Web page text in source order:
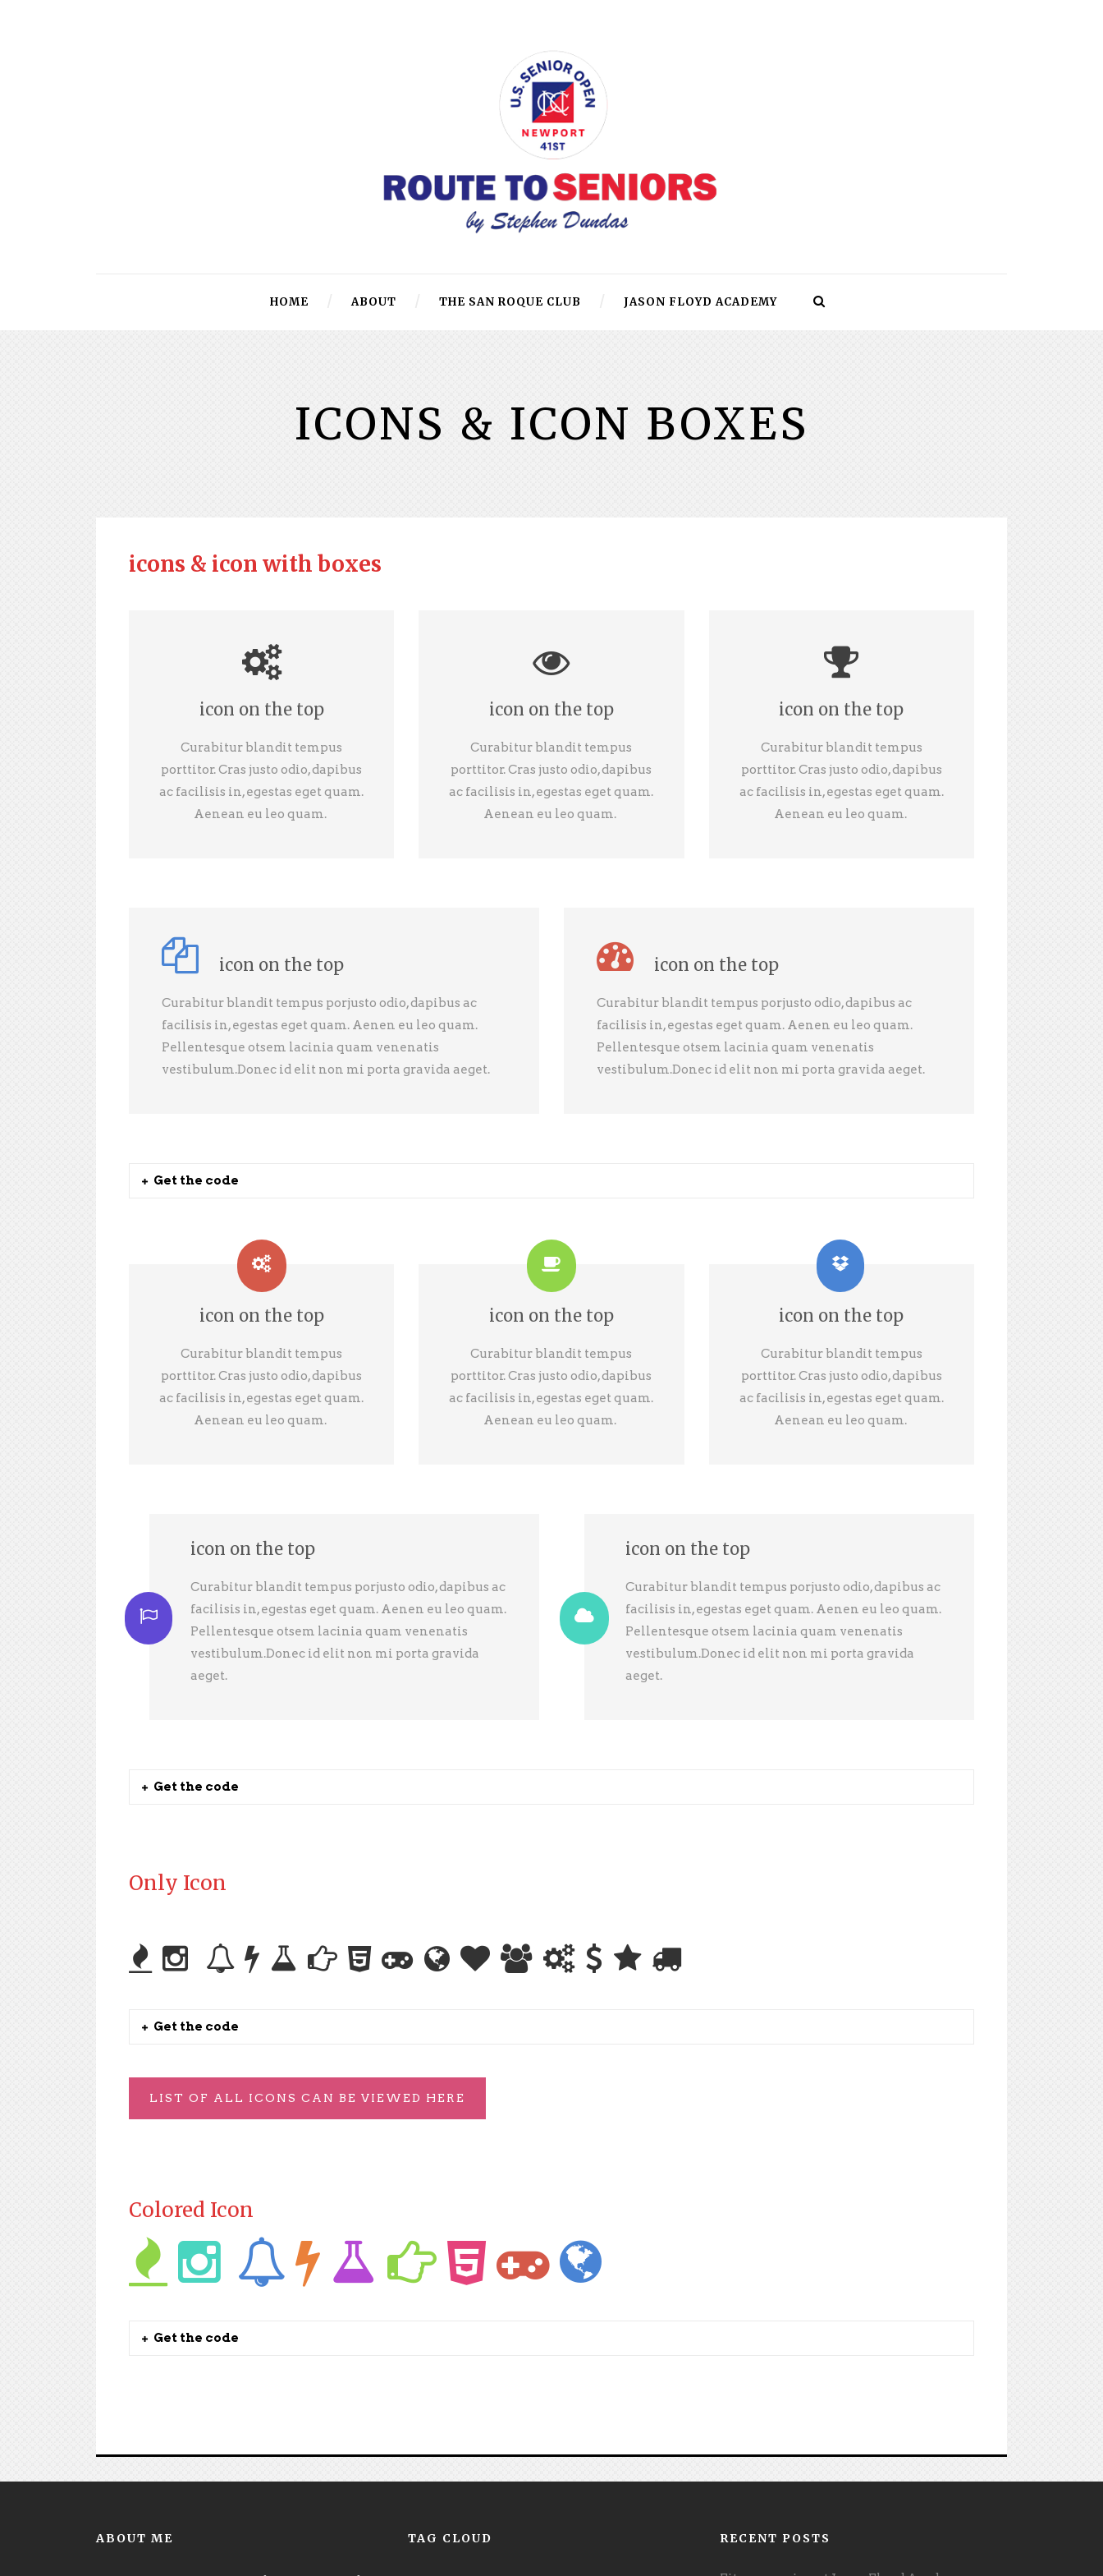
HOME ABOUT THE SAN ROQUE CLUB JASON FLOYD ACADEMY
ICONS & ICON BOXES
icons & icon with boxes
icon on the top
Curabitur blandit tempus
porttitor. Cras justo odio, dapibus
ac facilisis in, egestas eget quam.
Aenean eu leo quam.
icon on the top
Curabitur blandit tempus
porttitor. Cras justo odio, dapibus
ac facilisis in, egestas eget quam.
Aenean eu leo quam.
icon on the top
Curabitur blandit tempus
porttitor. Cras justo odio, dapibus
ac facilisis in, egestas eget quam.
Aenean eu leo quam.
icon on the top
Curabitur blandit tempus porjusto odio, dapibus ac
facilisis in, egestas eget quam. Aenen eu leo quam.
Pellentesque otsem lacinia quam venenatis
vestibulum.Donec id elit non mi porta gravida aeget.
icon on the top
Curabitur blandit tempus porjusto odio, dapibus ac
facilisis in, egestas eget quam. Aenen eu leo quam.
Pellentesque otsem lacinia quam venenatis
vestibulum.Donec id elit non mi porta gravida aeget.
Get the code
icon on the top
Curabitur blandit tempus
porttitor. Cras justo odio, dapibus
ac facilisis in, egestas eget quam.
Aenean eu leo quam.
icon on the top
Curabitur blandit tempus
porttitor. Cras justo odio, dapibus
ac facilisis in, egestas eget quam.
Aenean eu leo quam.
icon on the top
Curabitur blandit tempus
porttitor. Cras justo odio, dapibus
ac facilisis in, egestas eget quam.
Aenean eu leo quam.
icon on the top
Curabitur blandit tempus porjusto odio, dapibus ac
facilisis in, egestas eget quam. Aenen eu leo quam.
Pellentesque otsem lacinia quam venenatis
vestibulum.Donec id elit non mi porta gravida
aeget.
icon on the top
Curabitur blandit tempus porjusto odio, dapibus ac
facilisis in, egestas eget quam. Aenen eu leo quam.
Pellentesque otsem lacinia quam venenatis
vestibulum.Donec id elit non mi porta gravida
aeget.
Get the code
Only Icon
Get the code
LIST OF ALL ICONS CAN BE VIEWED HERE
Colored Icon
Get the code
ABOUT ME TAG CLOUD RECENT POSTS